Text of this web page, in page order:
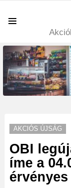
LATEST
STORIES
AKCIÓS ÚJSÁG
OBI
íme a